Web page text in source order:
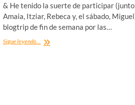
& He tenido la suerte de participar
Amaia, Itziar, Rebeca y, el sábado,
blogtrip de fin de semana por las…
Sigue leyendo... Urola